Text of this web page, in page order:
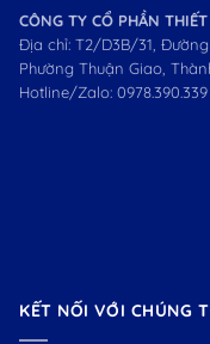
CÔNG TY CỔ PHẦN
Địa chỉ: T2/D3B/31, Đường
Phường Thuận Giao,
Hotline/Zalo: 0978.390.339
KẾT NỐI VỚI CHÚNG